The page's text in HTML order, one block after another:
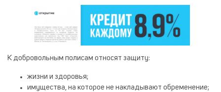
К добровольным полисам относят защиту:
жизни и здоровья;
имущества, на которое не накладывают обременение;